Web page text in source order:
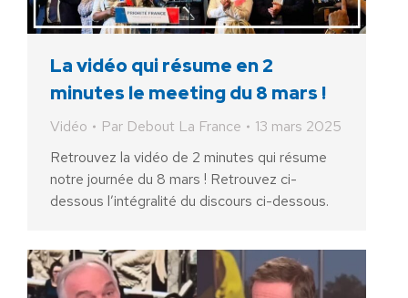
La vidéo qui résume en 2
minutes le meeting du 8 mars !
Vidéo Par Debout La France
13 mars 2025
Retrouvez la vidéo de 2 minutes qui résume
notre journée du 8 mars ! Retrouvez ci-
dessous l’intégralité du discours ci-dessous.